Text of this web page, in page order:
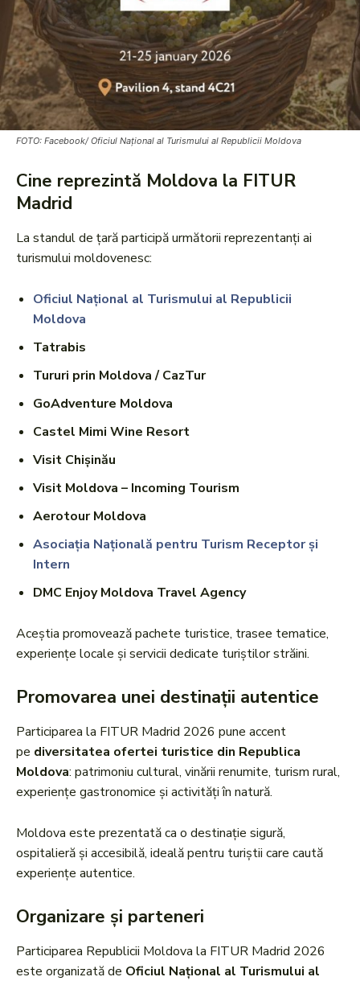
FOTO: Facebook/ Oficiul Național al Turismului al Republicii Moldova
Cine reprezintă Moldova la FITUR
Madrid
La standul de țară participă următorii reprezentanți ai
turismului moldovenesc:
Oficiul Național al Turismului al Republicii
Moldova
Tatrabis
Tururi prin Moldova / CazTur
GoAdventure Moldova
Castel Mimi Wine Resort
Visit Chișinău
Visit Moldova – Incoming Tourism
Aerotour Moldova
Asociația Națională pentru Turism Receptor și
Intern
DMC Enjoy Moldova Travel Agency
Aceștia promovează pachete turistice, trasee tematice,
experiențe locale și servicii dedicate turiștilor străini.
Promovarea unei destinații autentice
Participarea la FITUR Madrid 2026 pune accent
pe diversitatea ofertei turistice din Republica
Moldova: patrimoniu cultural, vinării renumite, turism rural,
experiențe gastronomice și activități în natură.
Moldova este prezentată ca o destinație sigură,
ospitalieră și accesibilă, ideală pentru turiștii care caută
experiențe autentice.
Organizare și parteneri
Participarea Republicii Moldova la FITUR Madrid 2026
este organizată de Oficiul Național al Turismului al